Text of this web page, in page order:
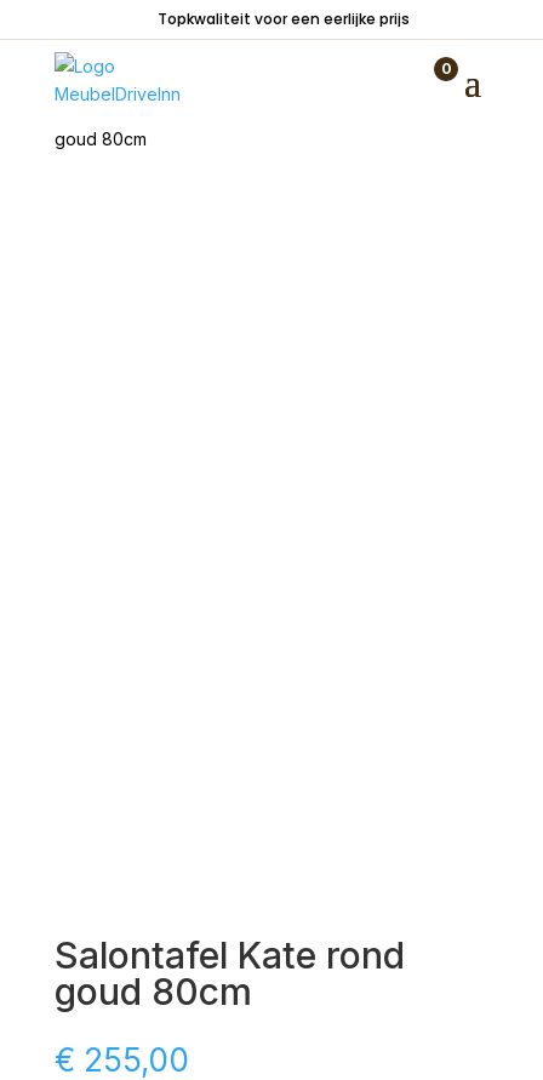
Topkwaliteit voor een eerlijke prijs
0
goud 80cm
Salontafel Kate rond
goud 80cm
€ 255,00